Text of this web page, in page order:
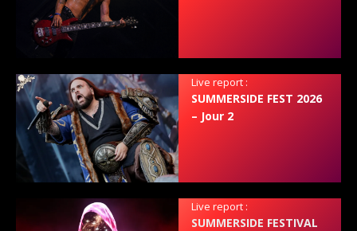
Live report :
SUMMERSIDE FEST 2026
– Jour 2
Live report :
SUMMERSIDE FESTIVAL